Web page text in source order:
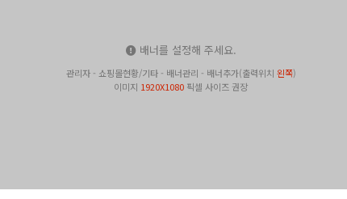
배너를 설정해 주세요.
관리자 - 쇼핑몰현황/기타 - 배너관리 - 배너추가(출력위치 왼쪽)
이미지 1920X1080 픽셀 사이즈 권장